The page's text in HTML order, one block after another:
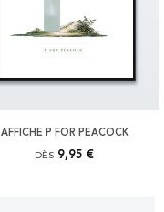
AFFICHE P FOR PEACOCK
DÈS 9,95 €